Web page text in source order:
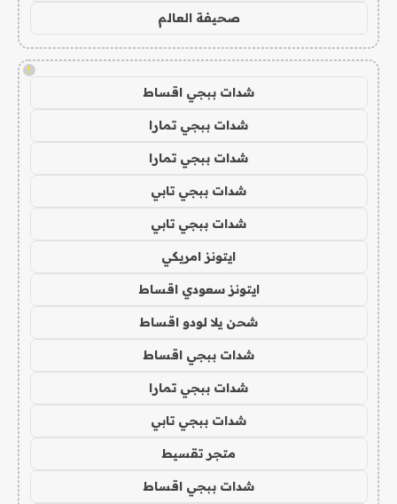
صحيفة العالم
!
شدات ببجي اقساط
شدات ببجي تمارا
شدات ببجي تمارا
شدات ببجي تابي
شدات ببجي تابي
ايتونز امريكي
ايتونز سعودي اقساط
شحن يلا لودو اقساط
شدات ببجي اقساط
شدات ببجي تمارا
شدات ببجي تابي
متجر تقسيط
شدات ببجي اقساط